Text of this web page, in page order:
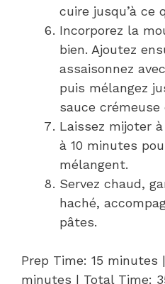
cuire jusqu’à ce
Incorporez la
bien. Ajoutez
assaisonnez
puis mélangez
sauce crémeuse
Laissez mijoter
à 10 minutes
mélangent.
Servez chaud,
haché,
pâtes.
Prep Time: 15 minutes
minutes | Total Time: